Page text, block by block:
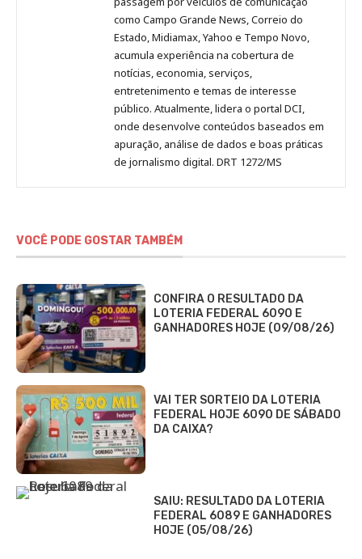
como Campo Grande News, Correio do
Estado, Midiamax, Yahoo e Tempo Novo,
acumula experiência na cobertura de
notícias, economia, serviços,
entretenimento e temas de interesse
público. Atualmente, lidera o portal DCI,
onde desenvolve conteúdos baseados em
apuração, análise de dados e boas práticas
de jornalismo digital. DRT 1272/MS
VOCÊ PODE GOSTAR TAMBÉM
CONFIRA O RESULTADO DA
LOTERIA FEDERAL 6090 E
GANHADORES HOJE (09/08/26)
VAI TER SORTEIO DA LOTERIA
FEDERAL HOJE 6090 DE SÁBADO
DA CAIXA?
SAIU: RESULTADO DA LOTERIA
FEDERAL 6089 E GANHADORES
HOJE (05/08/26)